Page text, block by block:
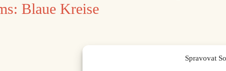
Spravovat
Blaue Kreise